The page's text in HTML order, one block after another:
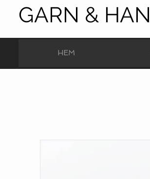
GARN &
HEM